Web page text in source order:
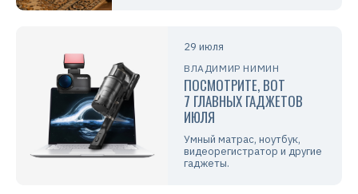
29 июля
ВЛАДИМИР НИМИН
ПОСМОТРИТЕ, ВОТ
7 ГЛАВНЫХ ГАДЖЕТОВ
ИЮЛЯ
Умный матрас, ноутбук,
видеорегистратор и другие
гаджеты.